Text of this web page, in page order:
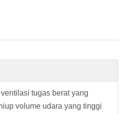
tugas berat yang
volume udara yang tinggi